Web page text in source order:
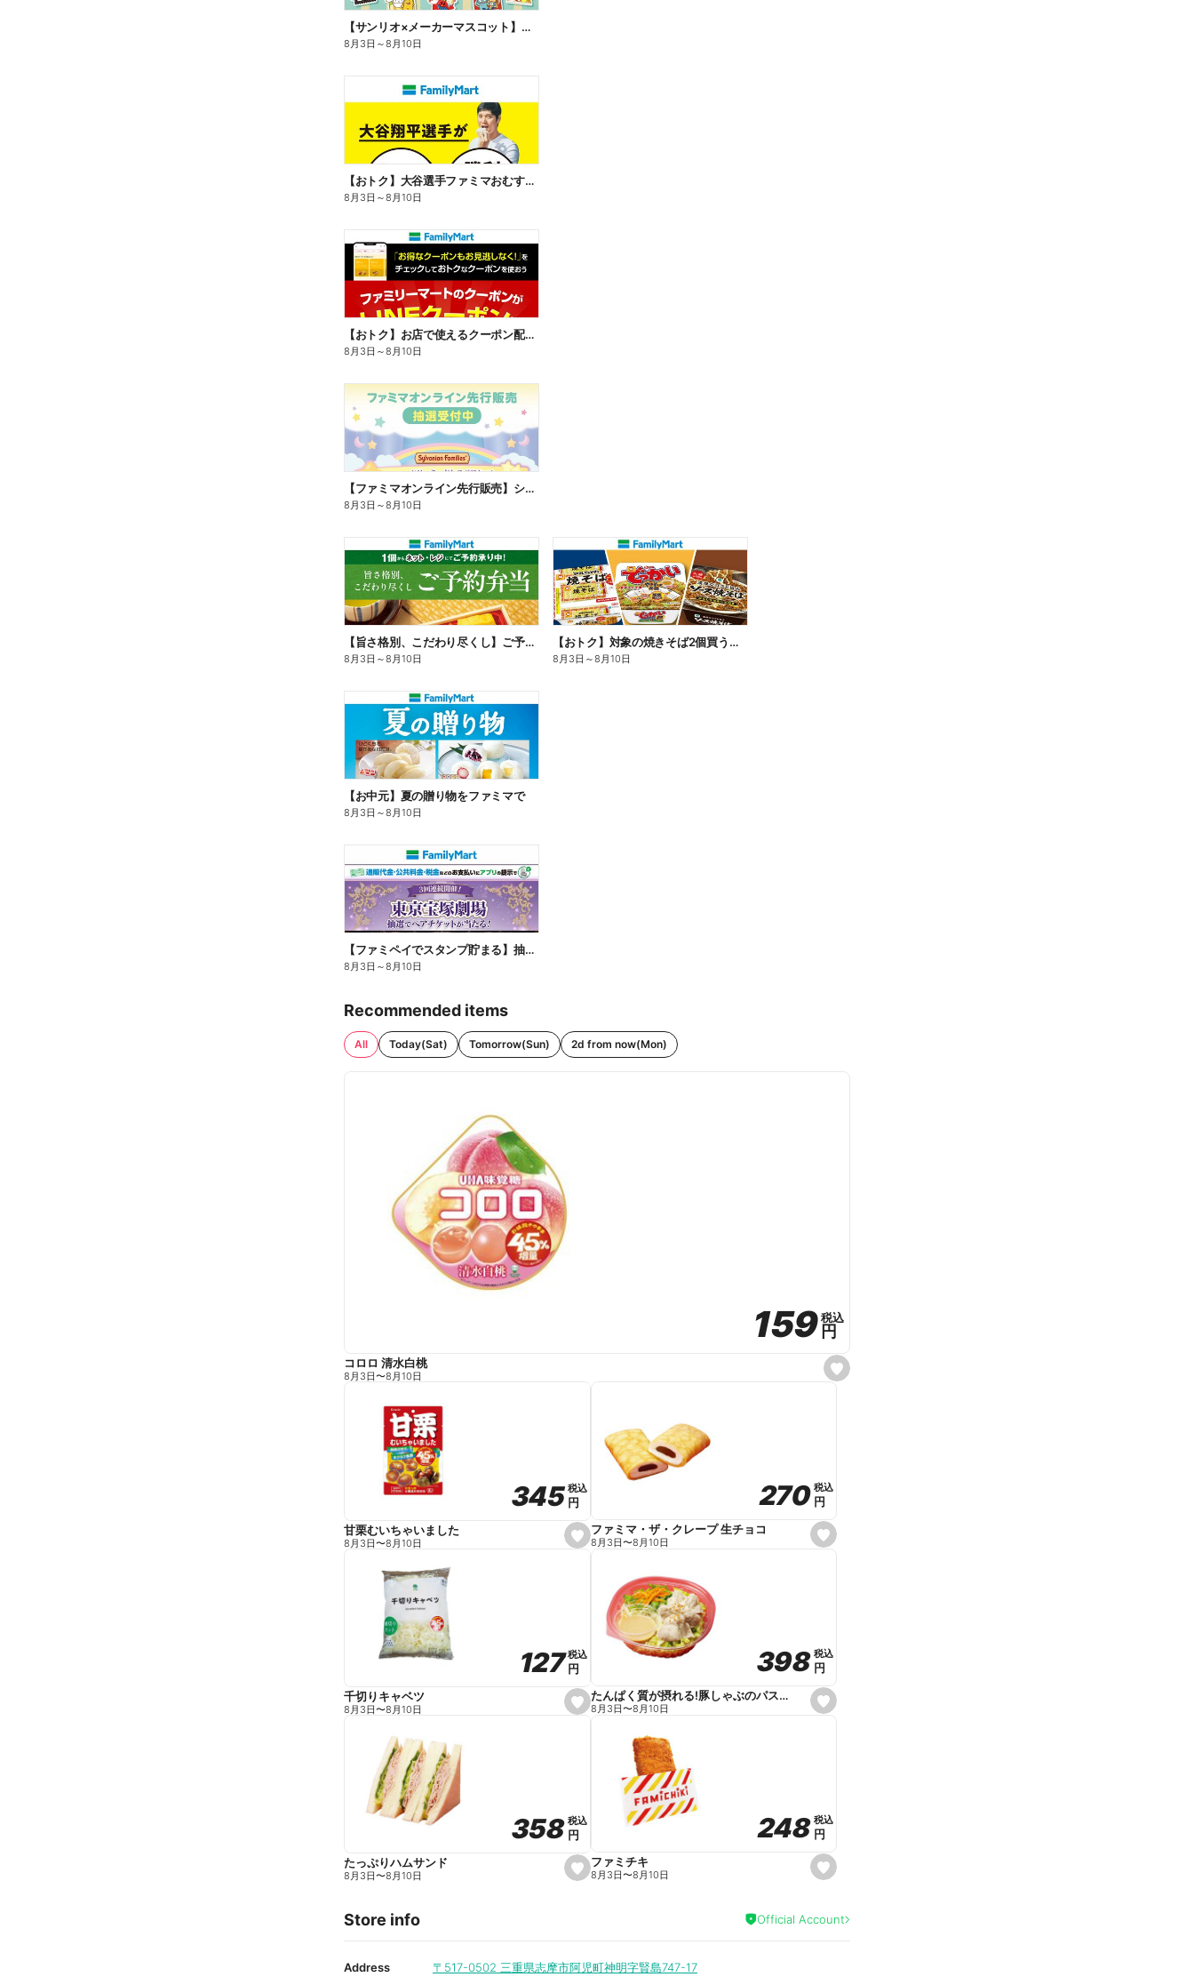
【サンリオ×メーカーマスコット】オリジナルグッズ貰える!
8月3日 ～8月10日
【おトク】大谷選手ファミマおむすび割
8月3日 ～8月10日
【おトク】お店で使えるクーポン配信中
8月3日 ～8月10日
【ファミマオンライン先行販売】シルバニアファミリー
8月3日 ～8月10日
【旨さ格別、こだわり尽くし】ご予約弁当
8月3日 ～8月10日
【おトク】対象の焼きそば2個買うと100円引き!
8月3日 ～8月10日
【お中元】夏の贈り物をファミマで
8月3日 ～8月10日
【ファミペイでスタンプ貯まる】抽選でペアチケットが当たる!
8月3日 ～8月10日
Recommended items
All Today(Sat) Tomorrow(Sun) 2d from now(Mon)
s
e
159
159税込
税込
円
円
コロロ 清水白桃
8月3日〜8月10日
s
e
e
345
345税込
税込
円
円
甘栗むいちゃいました
8月3日〜8月10日
s
e
e
270
270 税込
税込
円
円
ファミマ・ザ・クレープ 生チョコ
8月3日〜8月10日
s
e
e
127
127税込
税込
円
円
千切りキャベツ
8月3日〜8月10日
s
e
e
398
398 税込
税込
円
円
たんぱく質が摂れる!豚しゃぶのパスタサラダ
8月3日〜8月10日
s
e
i
t
358
358税込
税込
円
円
たっぷりハムサンド
8月3日〜8月10日
s
e
a
248
248 税込
税込
円
円
ファミチキ
8月3日〜8月10日
Store info Official Account
Address 〒517-0502 三重県志摩市阿児町神明字賢島747-17